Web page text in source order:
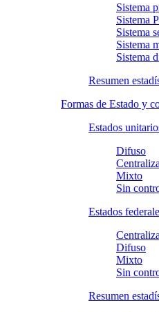
Sistema
Sistema
Sistema
Sistema
Sistema
Resumen
Formas de Estado y
Estados
Difuso
Mixto
Sin
Estados
Difuso
Mixto
Sin
Resumen